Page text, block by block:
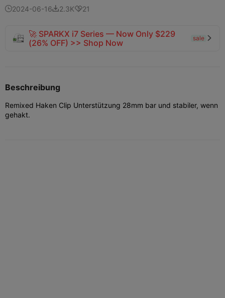
2024-06-162.3K21
🚀 SPARKX i7 Series — Now Only $229
(26% OFF) >> Shop Now
sale 
Beschreibung
Remixed Haken Clip Unterstützung 28mm bar und stabiler, wenn
gehakt.